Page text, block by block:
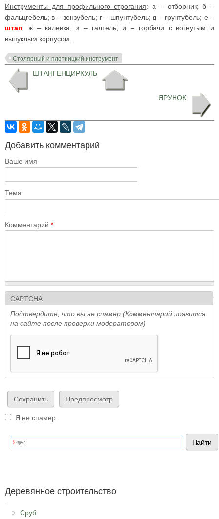
Инструменты для профильного строгания: а – отборник; б –
фальцгебель; в – зензубель; г – шпунтубель; д – грунтубель; е –
штап; ж – калевка; з – галтель; и – горбачи с вогнутым и
выпуклым корпусом.
Столярный и плотницкий инструмент
ШТАНГЕНЦИРКУЛЬ
ЯРУНОК
Добавить комментарий
Ваше имя
Тема
Комментарий *
CAPTCHA
Подтвердите, что вы не спамер (Комментарий появится
на сайте после проверки модератором)
Я не спамер
Я спамер
Деревянное строительство
Сруб